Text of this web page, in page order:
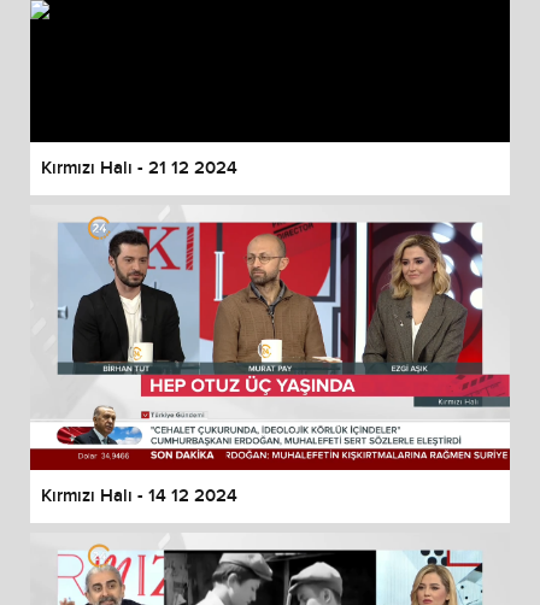
Kırmızı Halı - 21 12 2024
Kırmızı Halı - 14 12 2024